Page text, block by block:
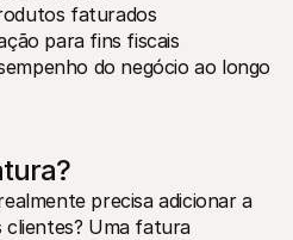
faturados
para fins fiscais
do negócio ao longo
precisa adicionar a
clientes? Uma fatura